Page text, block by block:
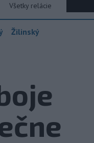
Všetky relácie
Žilinský